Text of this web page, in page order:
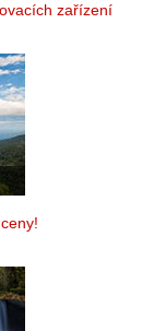
zařízení